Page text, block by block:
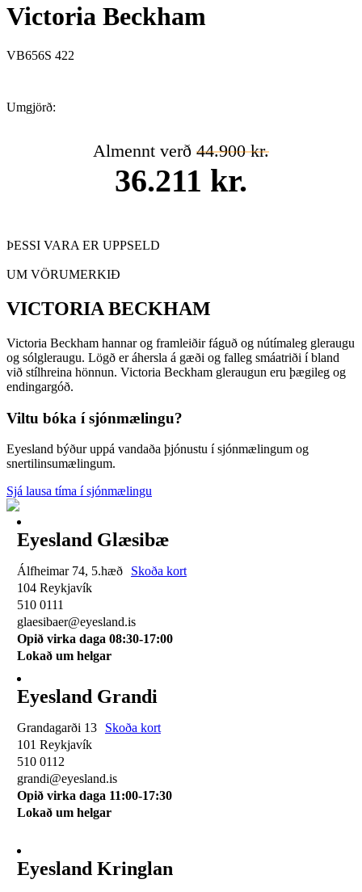
Victoria Beckham
VB656S 422
Umgjörð:
Almennt verð 44.900 kr.
36.211 kr.
ÞESSI VARA ER UPPSELD
UM VÖRUMERKIÐ
VICTORIA BECKHAM
Victoria Beckham hannar og framleiðir fáguð og nútímaleg gleraugu
og sólgleraugu. Lögð er áhersla á gæði og falleg smáatriði í bland
við stílhreina hönnun. Victoria Beckham gleraugun eru þægileg og
endingargóð.
Viltu bóka í sjónmælingu?
Eyesland býður uppá vandaða þjónustu í sjónmælingum og
snertilinsumælingum.
Sjá lausa tíma í sjónmælingu
Eyesland Glæsibæ
Álfheimar 74, 5.hæð
Skoða kort
104 Reykjavík
510 0111
glaesibaer@eyesland.is
Opið virka daga 08:30-17:00
Lokað um helgar
Eyesland Grandi
Grandagarði 13
Skoða kort
101 Reykjavík
510 0112
grandi@eyesland.is
Opið virka daga 11:00-17:30
Lokað um helgar
Eyesland Kringlan